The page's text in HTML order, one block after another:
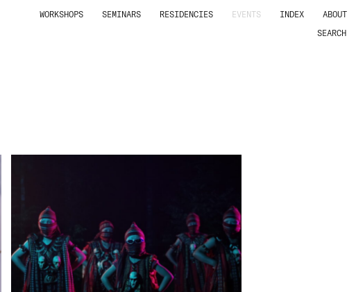
WORKSHOPS SEMINARS RESIDENCIES EVENTS INDEX
ABOUT
SEARCH